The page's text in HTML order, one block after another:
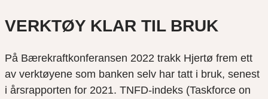
VERKTØY KLAR TIL BRUK
På Bærekraftkonferansen 2022 trakk Hjertø frem ett
av verktøyene som banken selv har tatt i bruk, senest
i årsrapporten for 2021. TNFD-indeks (Taskforce on